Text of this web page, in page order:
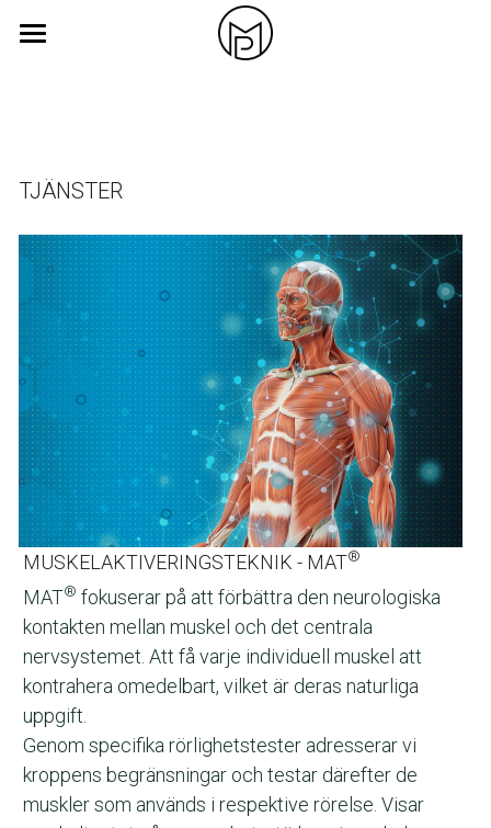
Aktuellt
POWERED BY
TJÄNSTER
MUSKELAKTIVERINGSTEKNIK - MAT®
MAT® fokuserar på att förbättra den neurologiska
kontakten mellan muskel och det centrala
nervsystemet. Att få varje individuell muskel att
kontrahera omedelbart, vilket är deras naturliga
uppgift.
Genom specifika rörlighetstester adresserar vi
kroppens begränsningar och testar därefter de
muskler som används i respektive rörelse. Visar